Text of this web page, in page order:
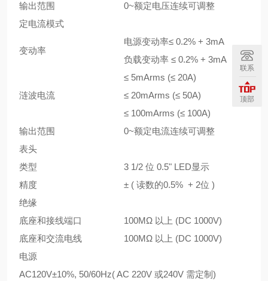
输出范围
0~额定电压连续可调整
定电流模式
变动率
电源变动率≤ 0.2% + 3mA
负载变动率 ≤ 0.2% + 3mA
涟波电流
≤ 5mArms (≤ 20A)
≤ 20mArms (≤ 50A)
≤ 100mArms (≤ 100A)
输出范围
0~额定电流连续可调整
表头
类型
3 1/2 位 0.5" LED显示
精度
± ( 读数的0.5% + 2位 )
绝缘
底座和接线端口
100MΩ 以上 (DC 1000V)
底座和交流电线
100MΩ 以上 (DC 1000V)
电源
AC120V±10%, 50/60Hz( AC 220V 或240V 需定制)
联系
顶部